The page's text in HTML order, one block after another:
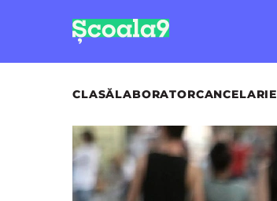
CLASĂLABORATORCANCELARIE